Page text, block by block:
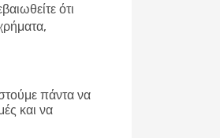
ότι
πάντα να
και να